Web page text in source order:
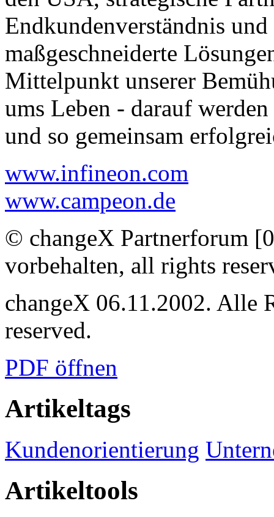
Endkundenverständnis
maßgeschneiderte
Mittelpunkt unserer
ums Leben - darauf
und so gemeinsam
www.infineon.com
www.campeon.de
© changeX Partnerforum
vorbehalten, all rights
changeX 06.11.2002. Alle
reserved.
PDF öffnen
Artikeltags
Kundenorientierung
Artikeltools